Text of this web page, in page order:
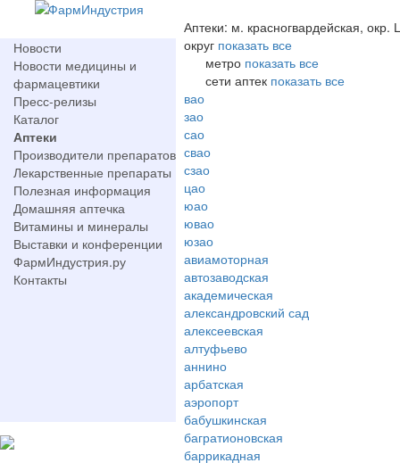
Новости
Новости медицины и
фармацевтики
Пресс-релизы
Каталог
Аптеки
Производители препаратов
Лекарственные препараты
Полезная информация
Домашняя аптечка
Витамины и минералы
Выставки и конференции
ФармИндустрия.ру
Контакты
Аптеки: м. красногвардейская, окр.
округ показать все
метро показать все
сети аптек показать все
вао
зао
сао
свао
сзао
цао
юао
ювао
юзао
авиамоторная
автозаводская
академическая
александровский сад
алексеевская
алтуфьево
аннино
арбатская
аэропорт
бабушкинская
багратионовская
баррикадная